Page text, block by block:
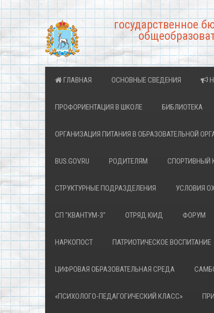
государственное
ГЛАВНАЯ ОСНОВНЫЕ СВЕДЕНИЯ
ПРОФОРИЕНТАЦИЯ В ШКОЛЕ БИБЛИОТЕКА
ОРГАНИЗАЦИЯ ПИТАНИЯ В ОБРАЗОВАТЕЛЬНОЙ
BUS.GOV.RU РОДИТЕЛЯМ СПОРТИВНЫЙ
СТРУКТУРНЫЕ ПОДРАЗДЕЛЕНИЯ УСЛОВИЯ
СП "КВАНТУМ-3" ОТРЯД ЮИД ФОРУМ
НАРКОПОСТ ПАТРИОТИЧЕСКОЕ ВОСПИТАНИЕ
ЦИФРОВАЯ ОБРАЗОВАТЕЛЬНАЯ СРЕДА
«ПСИХОЛОГО-ПЕДАГОГИЧЕСКИЙ КЛАСС»